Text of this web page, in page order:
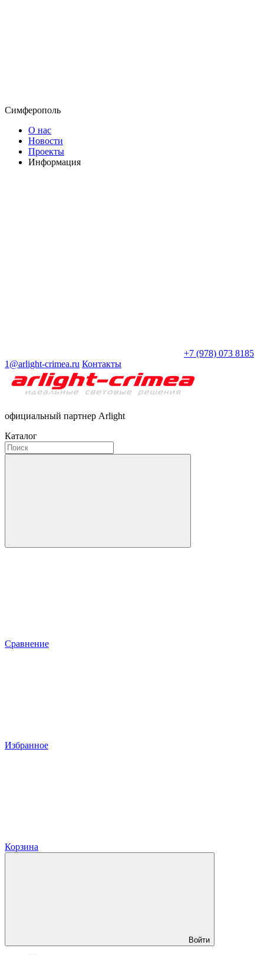
Симферополь
О нас
Новости
Проекты
Информация
+7 (978) 073 8185
1@arlight-crimea.ru Контакты
официальный партнер Arlight
Каталог
Сравнение
Избранное
Корзина
Войти